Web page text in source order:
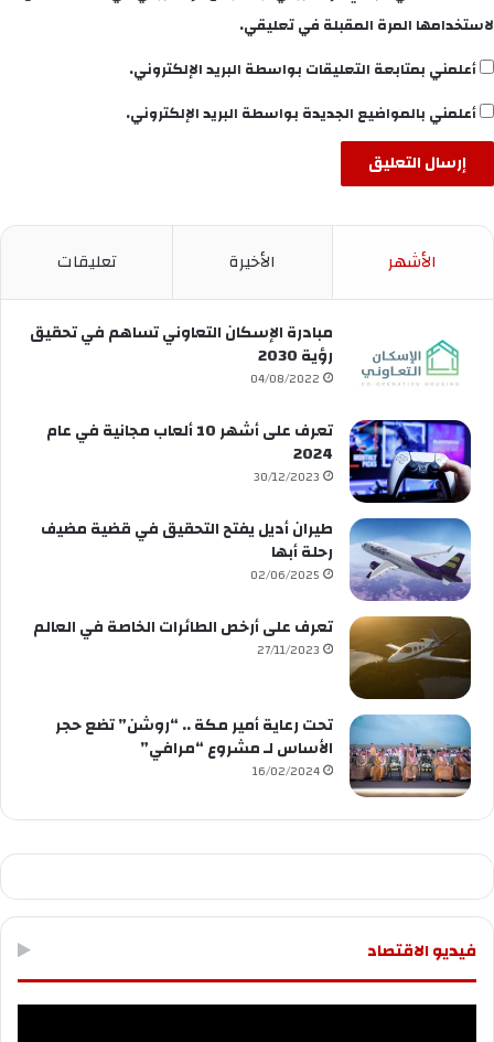
لاستخدامها المرة المقبلة في تعليقي.
أعلمني بمتابعة التعليقات بواسطة البريد الإلكتروني.
أعلمني بالمواضيع الجديدة بواسطة البريد الإلكتروني.
الأشهر الأخيرة تعليقات
مبادرة الإسكان التعاوني تساهم في تحقيق
رؤية 2030
04/08/2022
تعرف على أشهر 10 ألعاب مجانية في عام
2024
30/12/2023
طيران أديل يفتح التحقيق في قضية مضيف
رحلة أبها
02/06/2025
تعرف على أرخص الطائرات الخاصة في العالم
27/11/2023
تحت رعاية أمير مكة .. “روشن” تضع حجر
الأساس لـ مشروع “مرافي”
16/02/2024
فيديو الاقتصاد